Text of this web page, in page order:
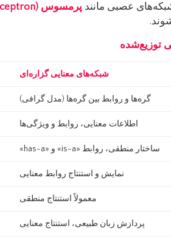
عصبی مانند پرمسوس (Perceptron)
توزیع‌شده
شبکه‌های معنایی گزاره‌ای
گره‌ها و روابط بین گره‌ها (مدل گرافی)
اطلاعات معنایی، روابط و ویژگی‌ها
ساختار منطقی، روابط «is-a» و «has-a»
نمایش و استنتاج روابط معنایی
معمولاً استنتاج منطقی
پردازش زبان طبیعی، استنتاج معنایی